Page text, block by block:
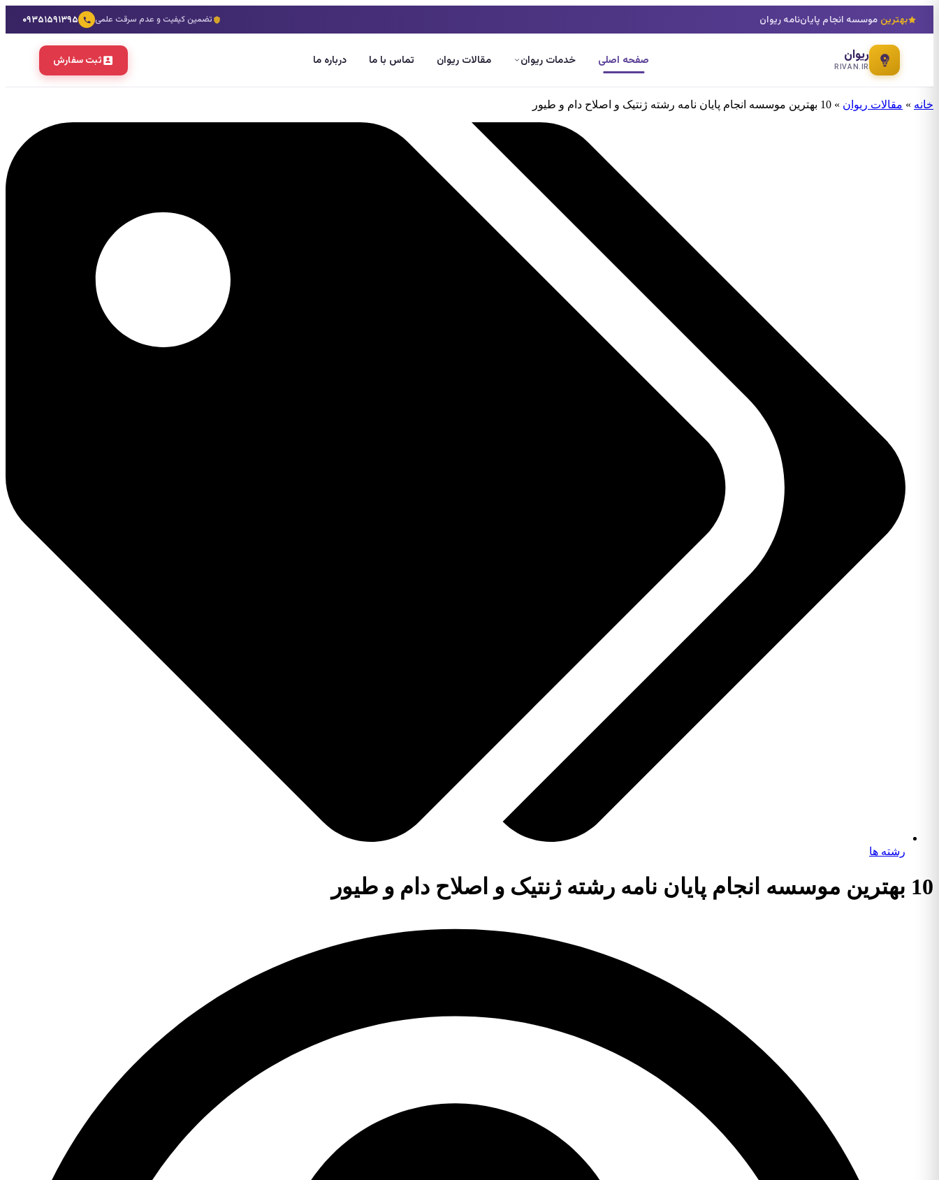
بهترین موسسه انجام پایان‌نامه ریوان تضمین کیفیت و عدم سرقت علمی ۰۹۳۵۱۵۹۱۳۹۵
ریوان
RIVAN.IR صفحه اصلی خدمات ریوان مقالات ریوان تماس با ما درباره ما ثبت سفارش
خانه » مقالات ریوان » 10 بهترین موسسه انجام پایان نامه رشته ژنتیک و اصلاح دام و طیور
رشته ها
10 بهترین موسسه انجام پایان نامه رشته ژنتیک و اصلاح دام و طیور